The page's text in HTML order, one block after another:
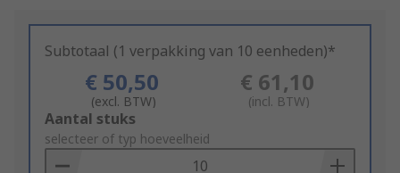
Subtotaal (1 verpakking van 10 eenheden)*
€ 50,50
(excl. BTW)
€ 61,10
(incl. BTW)
Add
to
Basket
Aantal stuks
selecteer of typ hoeveelheid